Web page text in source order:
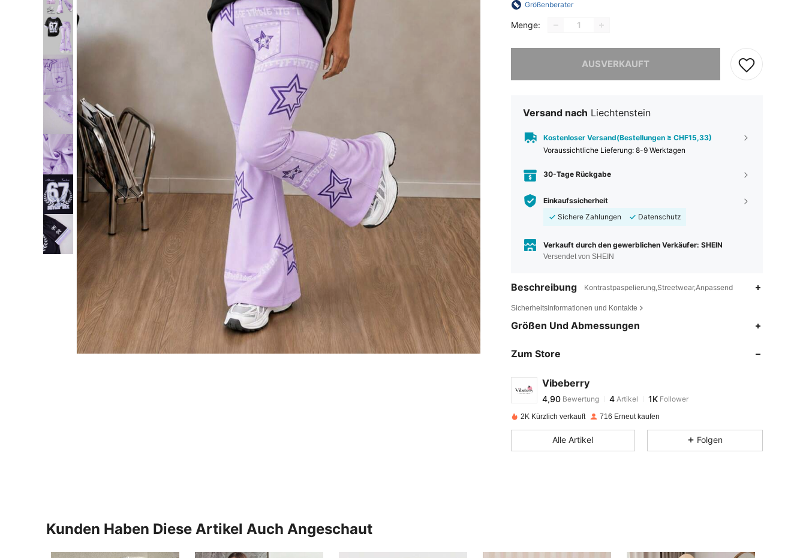
Größenberater
Menge:
AUSVERKAUFT
Versand nach Liechtenstein
Kostenloser Versand(Bestellungen ≥ CHF15,33)
Voraussichtliche Lieferung: 8-9 Werktagen
30-Tage Rückgabe
Einkaufssicherheit
Sichere Zahlungen
Datenschutz
Verkauft durch den gewerblichen Verkäufer: SHEIN
Versendet von SHEIN
Beschreibung Kontrastpaspelierung,Streetwear,Anpassend
Sicherheitsinformationen und Kontakte
Größen Und Abmessungen
Zum Store
Vibeberry
4,90
Bewertung
a***mist Vor 1 Taggefolgt
4,90
2K Kürzlich verkauft 716 Erneut kaufen
Alle Artikel Folgen
Kunden Haben Diese Artikel Auch Angeschaut